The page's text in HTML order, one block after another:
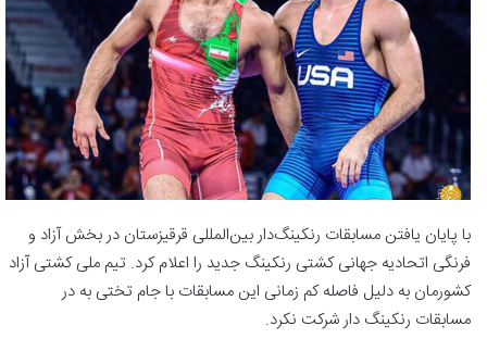
با پایان یافتن مسابقات رنکینگ‌دار بین‌المللی قرقیزستان در بخش آزاد و
فرنگی اتحادیه جهانی کشتی رنکینگ جدید را اعلام کرد. تیم ملی کشتی آزاد
کشورمان به دلیل فاصله کم زمانی این مسابقات با جام تختی به در
مسابقات رنکینگ دار شرکت نکرد.